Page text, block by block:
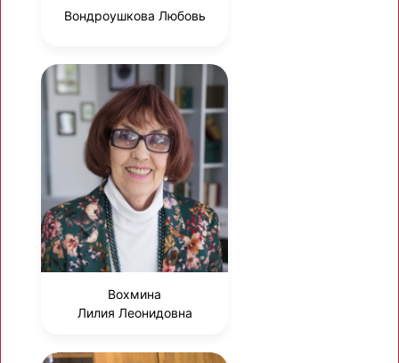
Вондроушкова Любовь
Вохмина
Лилия Леонидовна